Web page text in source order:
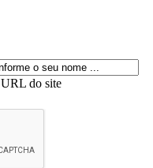
URL do site